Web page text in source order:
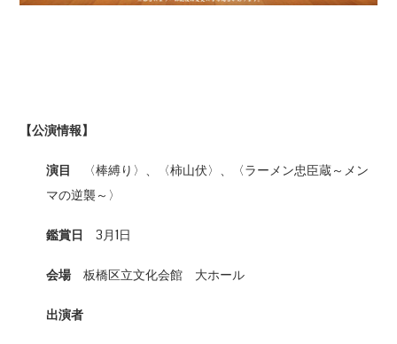
【公演情報】
演目
〈棒縛り〉、〈柿山伏〉、〈ラーメン忠臣蔵～メン
マの逆襲～〉
鑑賞日 3月1日
会場板橋区立文化会館 大ホール
出演者